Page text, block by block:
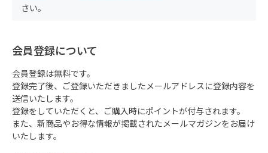
さい。
会員登録について
会員登録は無料です。
登録完了後、ご登録いただきましたメールアドレスに登録内容を
送信いたします。
登録をしていただくと、ご購入時にポイントが付与されます。
また、新商品やお得な情報が掲載されたメールマガジンをお届け
いたします。